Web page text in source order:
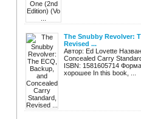
The Snubby Revolver:
Revised ...
Автор: Ed Lovette
Concealed Carry
ISBN: 1581605714
хорошее In this book, ...